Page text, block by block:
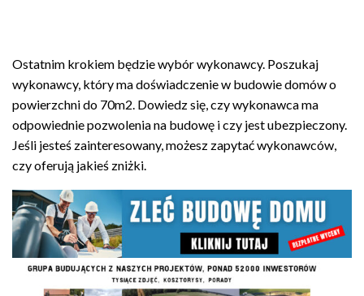
Ostatnim krokiem będzie wybór wykonawcy. Poszukaj
wykonawcy, który ma doświadczenie w budowie domów o
powierzchni do 70m2. Dowiedz się, czy wykonawca ma
odpowiednie pozwolenia na budowę i czy jest ubezpieczony.
Jeśli jesteś zainteresowany, możesz zapytać wykonawców,
czy oferują jakieś zniżki.